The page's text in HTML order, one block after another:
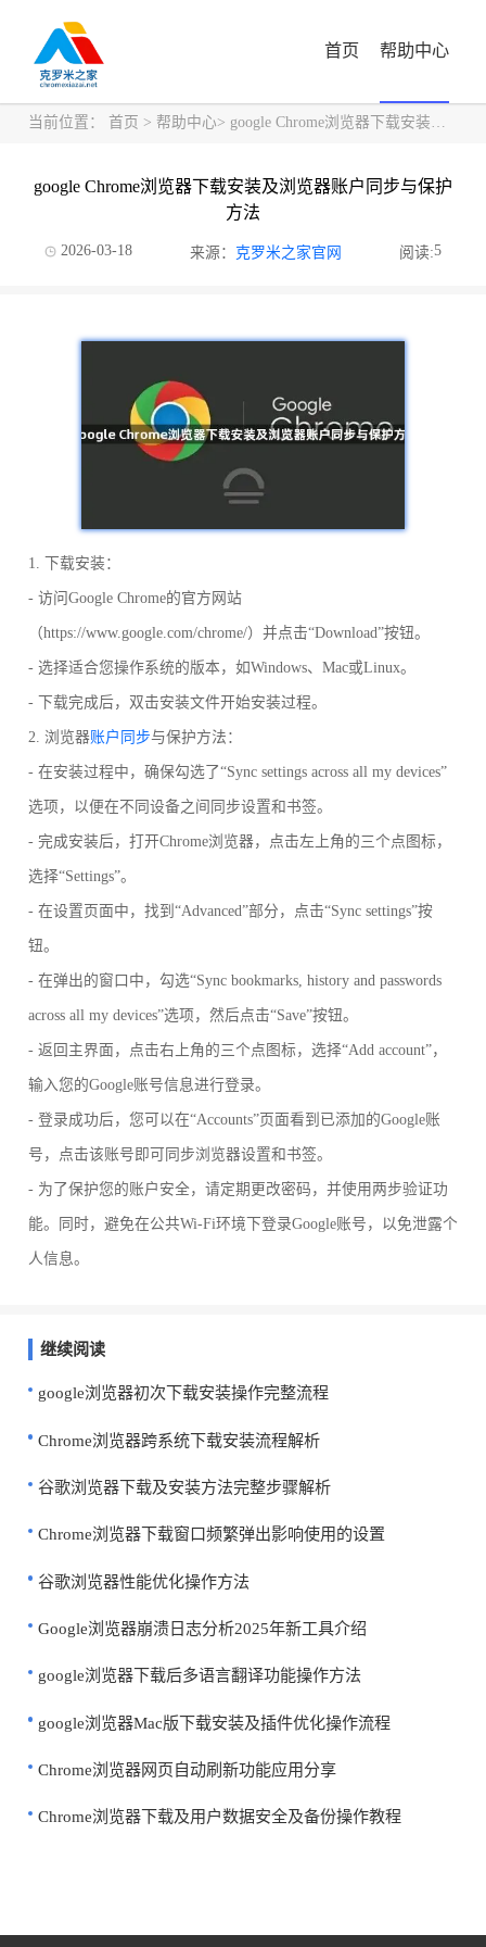
首页 帮助中心
当前位置： 首页 > 帮助中心> google Chrome浏览器下载安装及浏览器账户同步与保护方法
google Chrome浏览器下载安装及浏览器账户同步与保护
方法
2026-03-18 来源： 克罗米之家官网 阅读:5
1. 下载安装：
- 访问Google Chrome的官方网站
（https://www.google.com/chrome/）并点击“Download”按钮。
- 选择适合您操作系统的版本，如Windows、Mac或Linux。
- 下载完成后，双击安装文件开始安装过程。
2. 浏览器账户同步与保护方法：
- 在安装过程中，确保勾选了“Sync settings across all my devices”
选项，以便在不同设备之间同步设置和书签。
- 完成安装后，打开Chrome浏览器，点击左上角的三个点图标，
选择“Settings”。
- 在设置页面中，找到“Advanced”部分，点击“Sync settings”按
钮。
- 在弹出的窗口中，勾选“Sync bookmarks, history and passwords
across all my devices”选项，然后点击“Save”按钮。
- 返回主界面，点击右上角的三个点图标，选择“Add account”，
输入您的Google账号信息进行登录。
- 登录成功后，您可以在“Accounts”页面看到已添加的Google账
号，点击该账号即可同步浏览器设置和书签。
- 为了保护您的账户安全，请定期更改密码，并使用两步验证功
能。同时，避免在公共Wi-Fi环境下登录Google账号，以免泄露个
人信息。
继续阅读
google浏览器初次下载安装操作完整流程
Chrome浏览器跨系统下载安装流程解析
谷歌浏览器下载及安装方法完整步骤解析
Chrome浏览器下载窗口频繁弹出影响使用的设置
谷歌浏览器性能优化操作方法
Google浏览器崩溃日志分析2025年新工具介绍
google浏览器下载后多语言翻译功能操作方法
google浏览器Mac版下载安装及插件优化操作流程
Chrome浏览器网页自动刷新功能应用分享
Chrome浏览器下载及用户数据安全及备份操作教程